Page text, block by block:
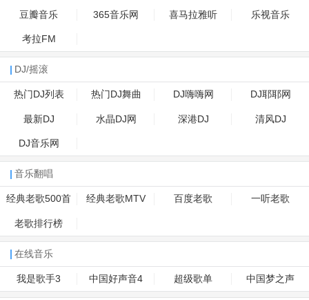
豆瓣音乐 365音乐网 喜马拉雅听 乐视音乐
考拉FM
DJ/摇滚
热门DJ列表 热门DJ舞曲 DJ嗨嗨网 DJ耶耶网
最新DJ 水晶DJ网 深港DJ 清风DJ
DJ音乐网
音乐翻唱
经典老歌500首 经典老歌MTV 百度老歌 一听老歌
老歌排行榜
在线音乐
我是歌手3 中国好声音4 超级歌单 中国梦之声